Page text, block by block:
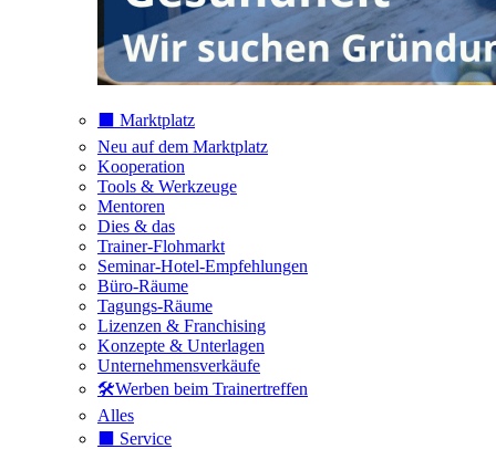
⬛️ Marktplatz
Neu auf dem Marktplatz
Kooperation
Tools & Werkzeuge
Mentoren
Dies & das
Trainer-Flohmarkt
Seminar-Hotel-Empfehlungen
Büro-Räume
Tagungs-Räume
Lizenzen & Franchising
Konzepte & Unterlagen
Unternehmensverkäufe
🛠️Werben beim Trainertreffen
Alles
⬛️ Service